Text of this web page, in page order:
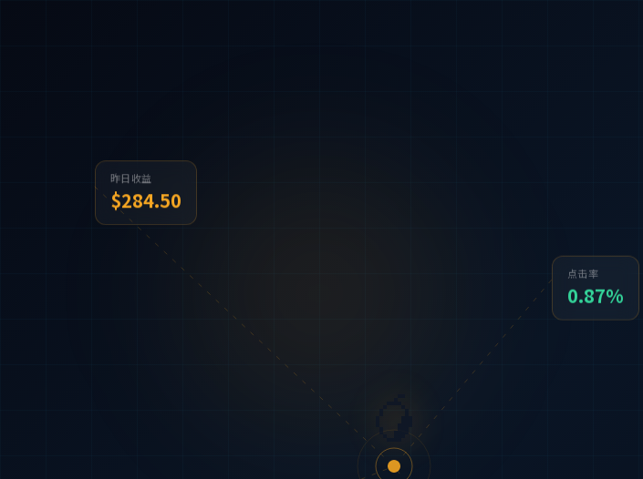
昨日收益
$284.50
点击率
0.87%
🥭